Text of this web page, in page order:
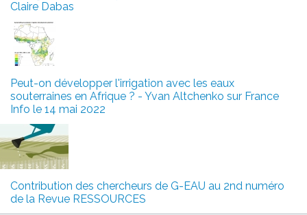
Claire Dabas
Peut-on développer l'irrigation avec les eaux
souterraines en Afrique ? - Yvan Altchenko sur France
Info le 14 mai 2022
Contribution des chercheurs de G-EAU au 2nd numéro
de la Revue RESSOURCES